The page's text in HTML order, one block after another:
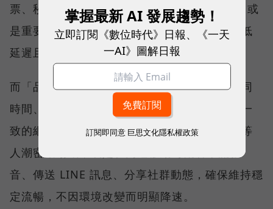
票、秒殺限量商品、超商結帳掃描 QR Code，或
是重要的線上會議，都需要網路能即時回應、低
延遲且持續運作。
而「品質一致性」則是衡量電信業者可否在不同
時間、不同地點、不同網路負載下，都能維持一
致的網路服務品質。無論是在跨年晚會、球賽等
人潮密集場域，或是在高速移動時觀看串流影
音、傳送 LINE 訊息、分享社群動態，確保維持穩
定流暢，不因環境改變而明顯降速。
掌握最新 AI 發展趨勢！
立即訂閱《數位時代》日報、《一天
一AI》圖解日報
訂閱即同意 巨思文化隱私權政策